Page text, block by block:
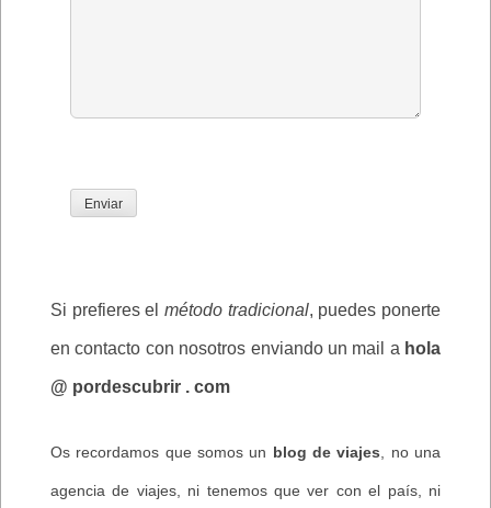
Si prefieres el método tradicional, puedes ponerte
en contacto con nosotros enviando un mail a hola
@ pordescubrir . com
Os recordamos que somos un blog de viajes , no una
agencia de viajes, ni tenemos que ver con el país, ni